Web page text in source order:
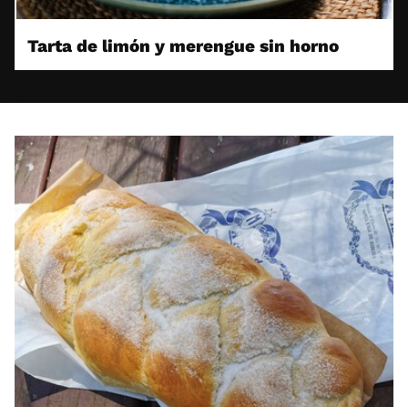
Tarta de limón y merengue sin horno